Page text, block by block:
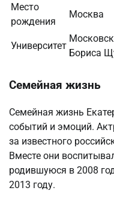
Место
рождения
Москва
Университет
Бориса
Семейная жизнь
Семейная жизнь
событий и эмоций.
за известного
Вместе они
родившуюся в 2008
2013 году.